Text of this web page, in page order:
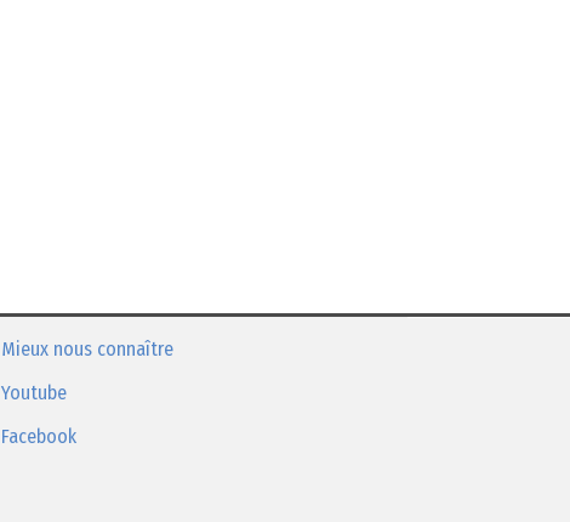
Mieux nous connaître
Youtube
Facebook